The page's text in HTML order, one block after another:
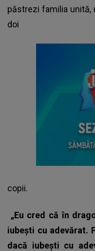
păstrezi familia unită,
doi
copii.
„Eu cred că în
iubești cu adevărat.
dacă iubești cu